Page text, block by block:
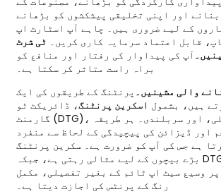
اور اپنی تخلیقی پیشکشوں کو بڑھانے
کے لیے ضروری ہیں۔ چاہے آپ اسٹارٹ اپ
قابل اعتماد سرمایہ کاری کریں۔ ٹی شرٹ
آپ کی پیداوار کی رفتار اور منافع کو
براہ راست متاثر کر سکتا ہے۔
والی مشینیں۔ پرنٹنگ کے طریقوں کی ایک
ہیں، بشمول اسکرین پرنٹنگ، ڈائریکٹ ٹو
گارمنٹ (DTG)، گرمی کی منتقلی، اور سربلندی۔ ہر طریقہ
اور ڈیزائن کی پیچیدگی کے لحاظ سے منفرد
ہے جس کی آپ کو ضرورت ہے۔ سکرین پرنٹنگ
بڑے بیچوں کے لیے مثالی رہتی ہے، جبکہ DTG چھوٹے سے
وسیع سیٹ اپ ٹائم کے بغیر تفصیلی، مکمل
رنگ کے پرنٹس کی اجازت دیتا ہے۔